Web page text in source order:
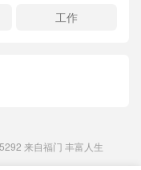
工作
来自福门 丰富人生